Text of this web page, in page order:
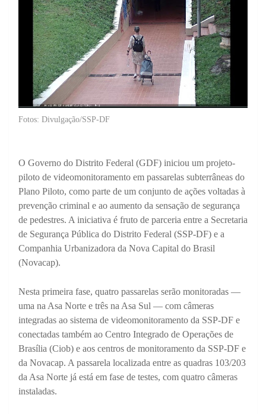
Fotos: Divulgação/SSP-DF
O Governo do Distrito Federal (GDF) iniciou um projeto-
piloto de videomonitoramento em passarelas subterrâneas do
Plano Piloto, como parte de um conjunto de ações voltadas à
prevenção criminal e ao aumento da sensação de segurança
de pedestres. A iniciativa é fruto de parceria entre a Secretaria
de Segurança Pública do Distrito Federal (SSP-DF) e a
Companhia Urbanizadora da Nova Capital do Brasil
(Novacap).
Nesta primeira fase, quatro passarelas serão monitoradas —
uma na Asa Norte e três na Asa Sul — com câmeras
integradas ao sistema de videomonitoramento da SSP-DF e
conectadas também ao Centro Integrado de Operações de
Brasília (Ciob) e aos centros de monitoramento da SSP-DF e
da Novacap. A passarela localizada entre as quadras 103/203
da Asa Norte já está em fase de testes, com quatro câmeras
instaladas.